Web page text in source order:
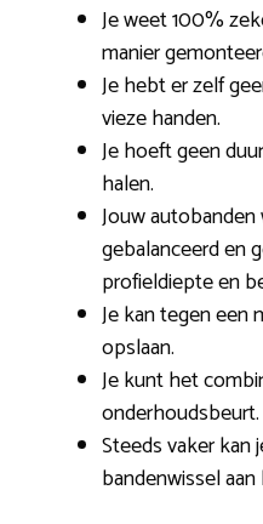
Je weet 100%
manier
Je hebt er zelf
vieze handen.
Je hoeft geen
halen.
Jouw
gebalanceerd en
profieldiepte en
Je kan tegen een
opslaan.
Je kunt het
onderhoudsbeurt.
Steeds vaker kan
bandenwissel